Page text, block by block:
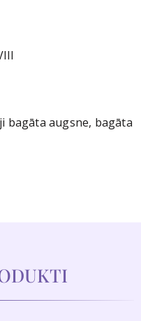
bagāta augsne, bagāta